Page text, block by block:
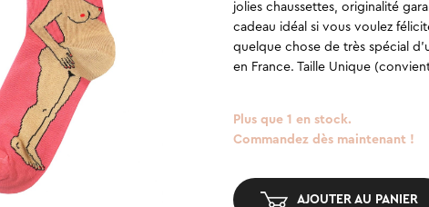
jolies chaussettes, originalité
cadeau idéal si vous voulez
quelque chose de très spécial
en France. Taille Unique
Plus que 1 en stock.
Commandez dès maintenant !
AJOUTER AU PANIER